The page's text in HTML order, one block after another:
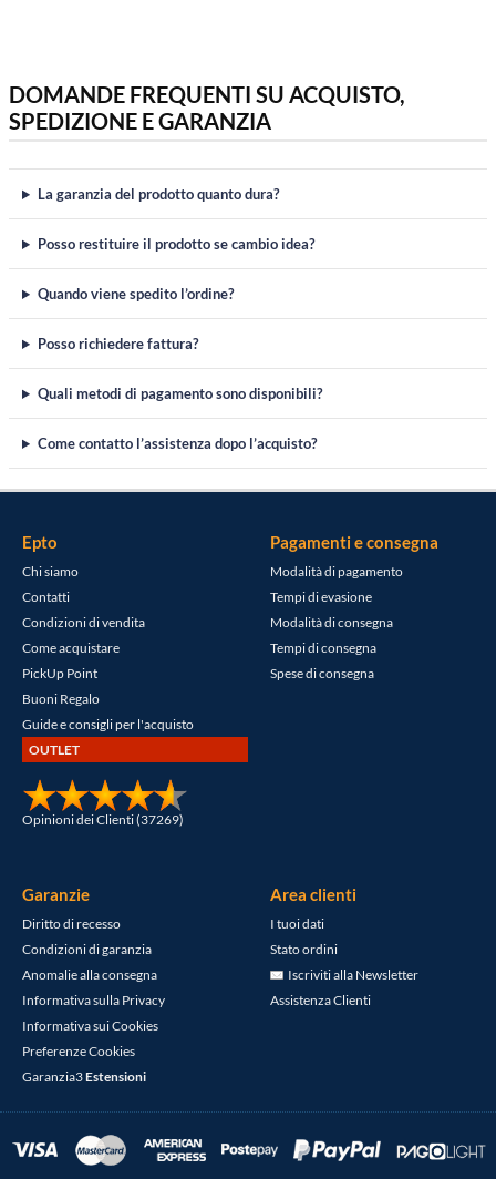
DOMANDE FREQUENTI SU ACQUISTO,
SPEDIZIONE E GARANZIA
La garanzia del prodotto quanto dura?
Posso restituire il prodotto se cambio idea?
Quando viene spedito l’ordine?
Posso richiedere fattura?
Quali metodi di pagamento sono disponibili?
Come contatto l’assistenza dopo l’acquisto?
Epto
Chi siamo
Contatti
Condizioni di vendita
Come acquistare
PickUp Point
Buoni Regalo
Guide e consigli per l'acquisto
OUTLET
Opinioni dei Clienti (37269)
Pagamenti e consegna
Modalità di pagamento
Tempi di evasione
Modalità di consegna
Tempi di consegna
Spese di consegna
Garanzie
Diritto di recesso
Condizioni di garanzia
Anomalie alla consegna
Informativa sulla Privacy
Informativa sui Cookies
Preferenze Cookies
Garanzia3Estensioni
Area clienti
I tuoi dati
Stato ordini
Iscriviti alla Newsletter
Assistenza Clienti